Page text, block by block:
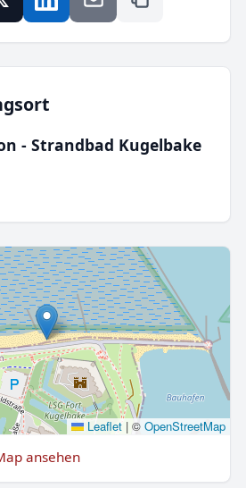
- Strandbad Kugelbake
Leaflet |© OpenStreetMap
ansehen